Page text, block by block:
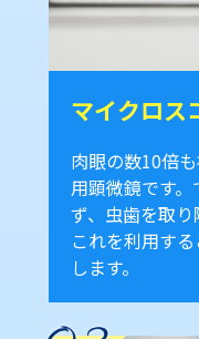
マイクロス
肉眼の数10倍
用顕微鏡です
ず、虫歯を取り
これを利用す
します。